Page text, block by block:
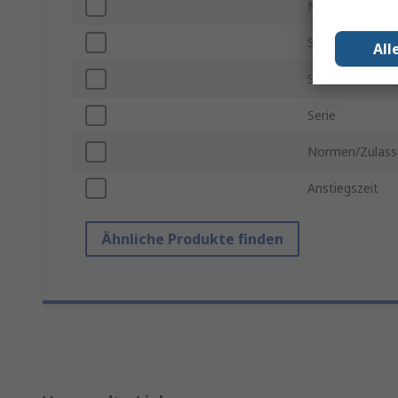
Modellnummer
Serie
Normen/
Anstiegszeit
Ähnliche Produkte finden